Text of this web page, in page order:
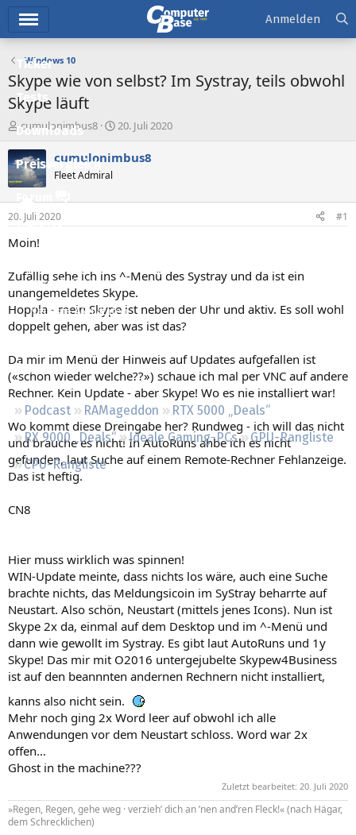
Ticker
Tests
Downloads
Preisvergleich
Forum
Aktuelles
Neue Beiträge
Neueste Aktivitäten
Regeln
Podcast RAMageddon
RTX 5000 „Deals“
RX 9000 „Deals“
Ideale Gaming-PCs
GPU-Rangliste
CPU-Rangliste
Anmelden
Windows 10
Skype wie von selbst? Im Systray, teils obwohl
Skype läuft
E
r
s
t
e
e
r
cumulonimbus8
E
s
t
20. Juli 2020
cumulonimbus8
Fleet Admiral
20. Juli 2020 #1
Moin!
Zufällig sehe ich ins ^-Menü des Systray und da ist ein
unangemeldetes Skype.
Hoppla - mein Skype ist neben der Uhr und aktiv. Es soll wohl
doppelt gehen, aber was ist das?
Da mir im Menü der Hinweis auf Updates aufgefallen ist
(«schon wieder welche??») schaue ich mal per VNC auf andere
Rechner. Kein Update - aber Skype! Wo es nie installiert war!
Wo kommt diese Dreingabe her? Rundweg - ich will das nicht
und brauche es nicht! In AutoRuns ahbe ich es nicht
gefunden, laut Suche auf einem Remote-Rechner Fehlanzeige.
Das ist heftig.
CN8
Hier muss wirklich was spinnen!
WIN-Update meinte, dass nichts los wäre, auch eine Suche
brachte nichts, das Meldungsicoin im SyStray beharrte auf
Neustart. Also schön, Neustart (mittels jenes Icons). Nun ist
Skype 2x da, einmal auf dem Desktop und im ^-Menü und
dann wie gewollt im Systray. Es gibt laut AutoRuns und 1y
Skype! Das mir mit O2016 untergejubelte Skypew4Business
ist auf den beannnten andernen Rechnern nicht installiert,
kanns also nicht sein.
Mehr noch ging 2x Word leer auf obwohl ich alle
Anwendungen vor dem Neustart schloss. Word war 2x
offen…
Ghost in the machine???
Zuletzt bearbeitet: 20. Juli 2020
»Regen, Regen, gehe weg · verzieh’ dich an ’nen and’ren Fleck!« (nach Hägar,
dem Schrecklichen)